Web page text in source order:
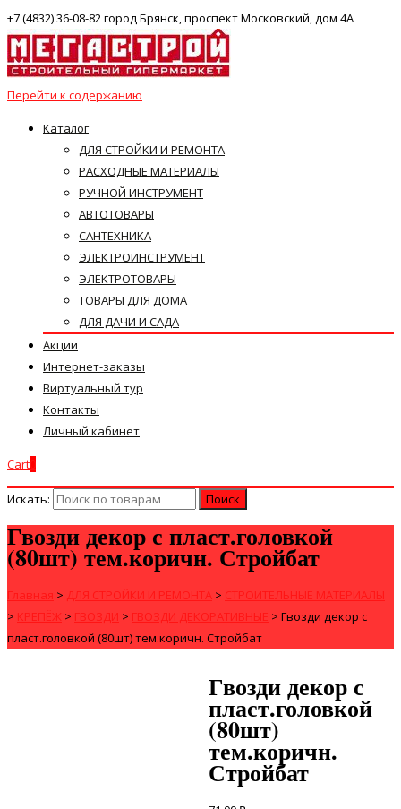
+7 (4832) 36-08-82 город Брянск, проспект Московский, дом 4А
Перейти к содержанию
Каталог
ДЛЯ СТРОЙКИ И РЕМОНТА
РАСХОДНЫЕ МАТЕРИАЛЫ
РУЧНОЙ ИНСТРУМЕНТ
АВТОТОВАРЫ
САНТЕХНИКА
ЭЛЕКТРОИНСТРУМЕНТ
ЭЛЕКТРОТОВАРЫ
ТОВАРЫ ДЛЯ ДОМА
ДЛЯ ДАЧИ И САДА
Акции
Интернет-заказы
Виртуальный тур
Контакты
Личный кабинет
Cart
Искать:
Гвозди декор с пласт.головкой
(80шт) тем.коричн. Стройбат
Главная > ДЛЯ СТРОЙКИ И РЕМОНТА > СТРОИТЕЛЬНЫЕ МАТЕРИАЛЫ
> КРЕПЁЖ > ГВОЗДИ > ГВОЗДИ ДЕКОРАТИВНЫЕ > Гвозди декор с
пласт.головкой (80шт) тем.коричн. Стройбат
Гвозди декор с
пласт.головкой
(80шт)
тем.коричн.
Стройбат